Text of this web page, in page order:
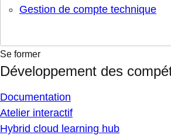
Gestion de compte technique
Se former
Développement des
Documentation
Atelier interactif
Hybrid cloud learning hub